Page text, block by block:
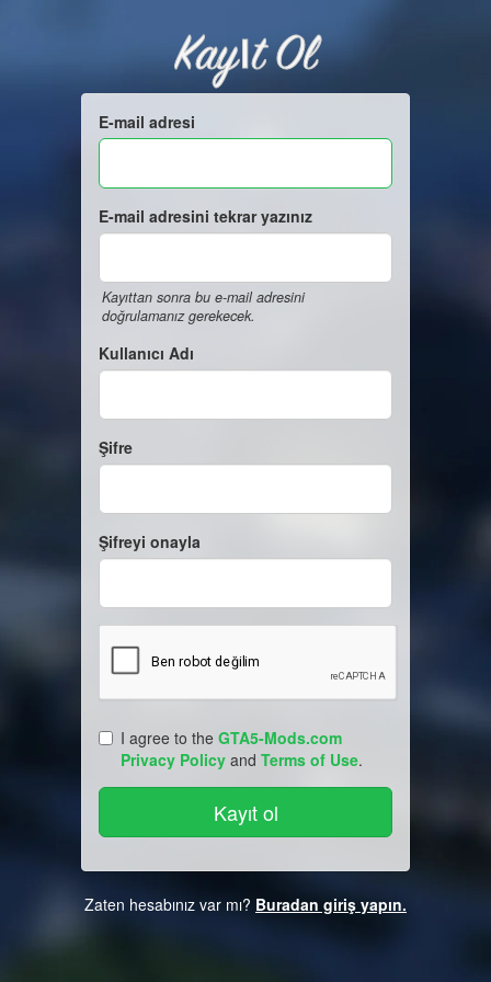
Kayıt Ol
E-mail adresi
E-mail adresini tekrar yazınız
Kayıttan sonra bu e-mail adresini
doğrulamanız gerekecek.
Kullanıcı Adı
Şifre
Şifreyi onayla
I agree to the GTA5-Mods.com
Privacy Policy and Terms of Use.
Zaten hesabınız var mı? Buradan giriş yapın.